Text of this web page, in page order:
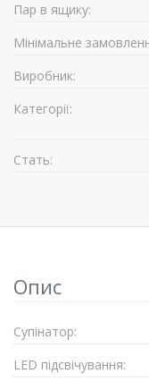
Пар в ящику:
Мінімальне
Виробник:
Категорії:
Стать:
Опис
Супiнатор:
LED підсвічування: